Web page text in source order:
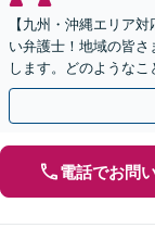
【九州・沖縄エリア
い弁護士！地域の皆
します。どのような
言書／使い込み／寄
電話でお問